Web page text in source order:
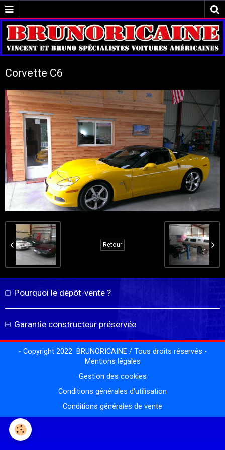
Corvette C6
Retour
Pourquoi le dépôt-vente ?
Garantie constructeur préservée
- Copyright 2022 BRUNORICAINE / Tous droits réservés -
Mentions légales
Gestion des cookies
Conditions générales d'utilisation
Conditions générales de vente